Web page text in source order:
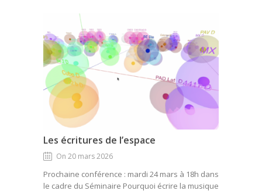
Les écritures de l’espace
On 20 mars 2026
Prochaine conférence : mardi 24 mars à 18h dans
le cadre du Séminaire Pourquoi écrire la musique